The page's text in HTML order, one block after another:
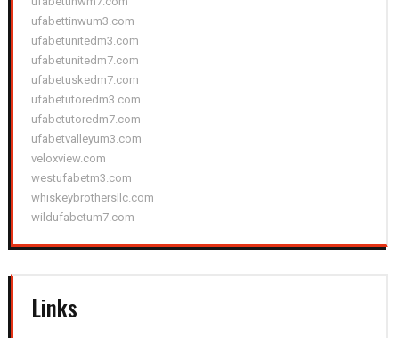
ufabettinwum3.com
ufabetunitedm3.com
ufabetunitedm7.com
ufabetuskedm7.com
ufabetutoredm3.com
ufabetutoredm7.com
ufabetvalleyum3.com
veloxview.com
westufabetm3.com
whiskeybrothersllc.com
wildufabetum7.com
Links